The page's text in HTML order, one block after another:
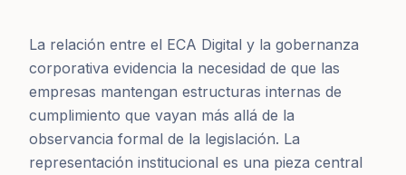
La relación entre el ECA Digital y la gobernanza
corporativa evidencia la necesidad de que las
empresas mantengan estructuras internas de
cumplimiento que vayan más allá de la
observancia formal de la legislación. La
representación institucional es una pieza central